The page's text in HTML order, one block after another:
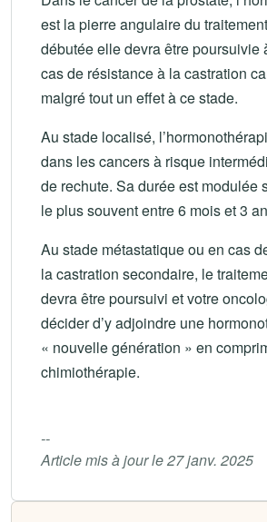
est la pierre angulaire du
débutée elle devra être poursuivie
cas de résistance à la castration
malgré tout un effet à ce stade.
Au stade localisé,
dans les cancers à risque
de rechute. Sa durée est modulée
le plus souvent entre 6 mois et 3
Au stade métastatique ou en cas
la castration secondaire, le
devra être poursuivi et votre
décider d’y adjoindre une
« nouvelle génération » en
chimiothérapie.
--
Article mis à jour le 27 janv. 2025